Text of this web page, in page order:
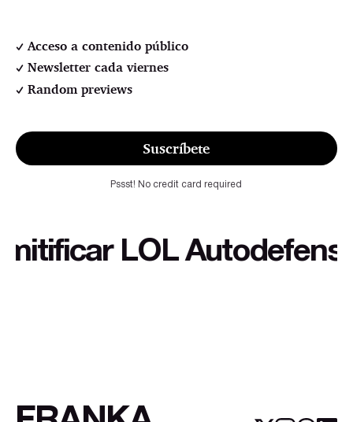
Acceso a contenido público
Newsletter cada viernes
Random previews
Suscríbete
Pssst! No credit card required
LOL Autodefensa